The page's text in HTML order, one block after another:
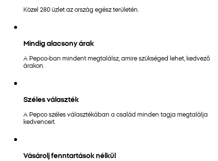
Közel 280 üzlet az ország egész területén.
Mindig alacsony árak
A Pepco-ban mindent megtalálsz, amire szükséged lehet, kedvező
árakon.
Széles választék
A Pepco széles választékában a család minden tagja megtalálja
kedvenceit.
Vásárolj fenntartások nélkül